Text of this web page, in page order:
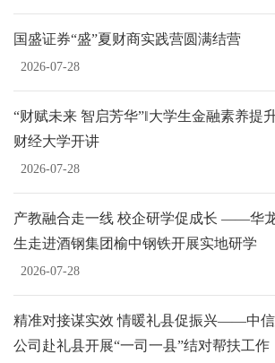
国盛证券“盛”夏财商实践营圆满结营
2026-07-28
“财赋未来 智启芳华”‖大学生金融素养提
财经大学开讲
2026-07-28
产教融合走一线 校企研学促成长 ——华
生走进酒钢集团榆中钢铁开展实地研学
2026-07-28
精准对接谋实效 情暖礼县促振兴——中
公司赴礼县开展“一司一县”结对帮扶工作